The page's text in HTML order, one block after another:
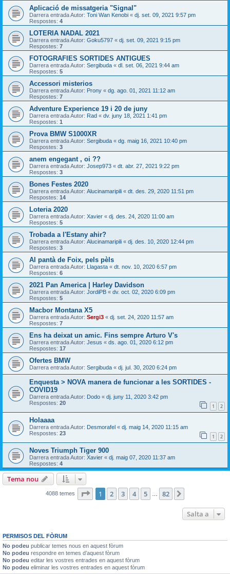
Aplicació de missatgeria "Signal"
Darrera entrada Autor: Toni Wan Kenobi « dj. set. 09, 2021 9:57 pm
Respostes: 4
LOTERIA NADAL 2021
Darrera entrada Autor: Goku5797 « dj. set. 09, 2021 9:15 pm
Respostes: 7
FOTOGRAFIES SORTIDES ANTIGUES
Darrera entrada Autor: Sergibuda « dl. set. 06, 2021 9:44 am
Respostes: 5
Accessori misterios
Darrera entrada Autor: Prony « dg. ago. 01, 2021 11:12 am
Respostes: 7
Adventure Experience 19 i 20 de juny
Darrera entrada Autor: Rad « dv. juny 18, 2021 1:41 pm
Respostes: 1
Prova BMW S1000XR
Darrera entrada Autor: Sergibuda « dg. maig 16, 2021 10:40 pm
Respostes: 3
anem engegant , oi ??
Darrera entrada Autor: Josep973 « dt. abr. 27, 2021 9:22 pm
Respostes: 3
Bones Festes 2020
Darrera entrada Autor: Alucinamaripili « dt. des. 29, 2020 11:51 pm
Respostes: 14
Loteria 2020
Darrera entrada Autor: Xavier « dj. des. 24, 2020 11:00 am
Respostes: 5
Trobada a l'Estany ahir?
Darrera entrada Autor: Alucinamaripili « dj. des. 10, 2020 12:44 pm
Respostes: 3
Al pantà de Foix, pels pèls
Darrera entrada Autor: Llagasta « dt. nov. 10, 2020 6:57 pm
Respostes: 6
2021 Pan America | Harley Davidson
Darrera entrada Autor: JordiPB « dv. oct. 02, 2020 6:09 pm
Respostes: 5
Macbor Montana X5
Darrera entrada Autor: Sergi3 « dj. set. 24, 2020 11:57 am
Respostes: 7
Ens ha deixat un amic. Fins sempre Arturo V's
Darrera entrada Autor: Jesus « ds. ago. 01, 2020 6:12 pm
Respostes: 17
Ofertes BMW
Darrera entrada Autor: Sergibuda « dj. jul. 30, 2020 6:24 pm
Enquesta > NOVA manera de funcionar a les SORTIDES -
COVID19
Darrera entrada Autor: Dodo « dj. juny 11, 2020 3:42 pm
Respostes: 20 1 2
Holaaaa
Darrera entrada Autor: Desmorafel « dj. maig 14, 2020 11:15 am
Respostes: 23 1 2
Noves Triumph Tiger 900
Darrera entrada Autor: Xavier « dj. maig 07, 2020 11:37 am
Respostes: 4
Tema nou
4088 temes Pàgina de 82
1 2 3 4 5 82
Salta a
PERMISOS DEL FÒRUM
No podeu publicar temes nous en aquest fòrum
No podeu respondre en temes d’aquest fòrum
No podeu editar les vostres entrades en aquest fòrum
No podeu eliminar les vostres entrades en aquest fòrum